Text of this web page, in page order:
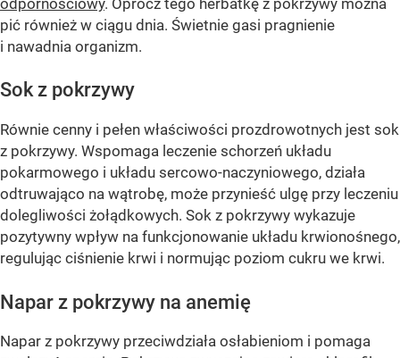
pić również w ciągu dnia. Świetnie gasi pragnienie
i nawadnia organizm.
Sok z pokrzywy
Równie cenny i pełen właściwości prozdrowotnych jest sok
z pokrzywy. Wspomaga leczenie schorzeń układu
pokarmowego i układu sercowo-naczyniowego, działa
odtruwająco na wątrobę, może przynieść ulgę przy leczeniu
dolegliwości żołądkowych. Sok z pokrzywy wykazuje
pozytywny wpływ na funkcjonowanie układu krwionośnego,
regulując ciśnienie krwi i normując poziom cukru we krwi.
Napar z pokrzywy na anemię
Napar z pokrzywy przeciwdziała osłabieniom i pomaga